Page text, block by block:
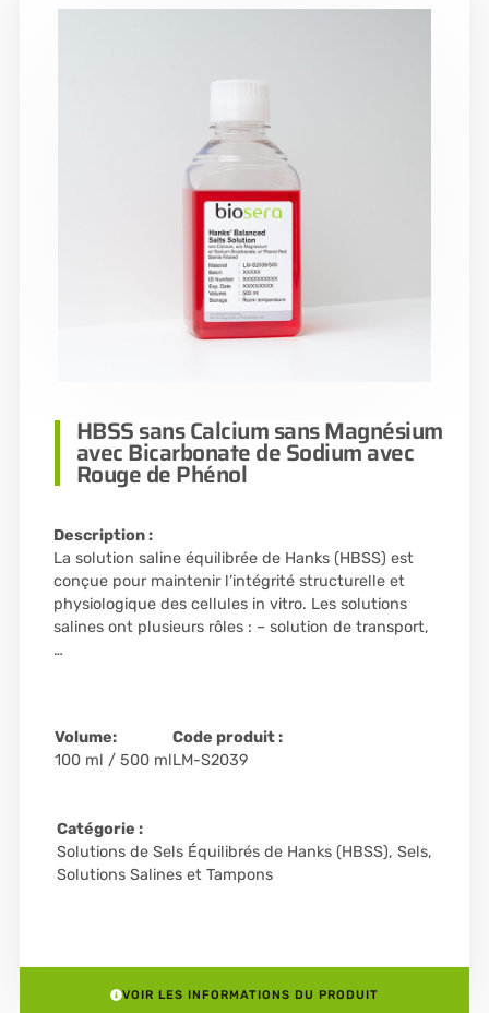
HBSS sans Calcium sans Magnésium
avec Bicarbonate de Sodium avec
Rouge de Phénol
Description :
La solution saline équilibrée de Hanks (HBSS) est
conçue pour maintenir l’intégrité structurelle et
physiologique des cellules in vitro. Les solutions
salines ont plusieurs rôles : – solution de transport,
…
Volume:
100 ml / 500 ml
Code produit :
LM-S2039
Catégorie :
Solutions de Sels Équilibrés de Hanks (HBSS), Sels,
Solutions Salines et Tampons
VOIR LES INFORMATIONS DU PRODUIT